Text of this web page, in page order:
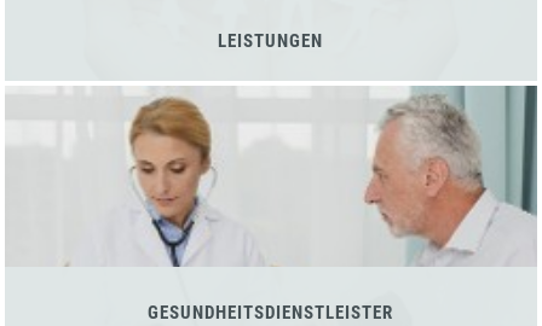
LEISTUNGEN
GESUNDHEITSDIENSTLEISTER